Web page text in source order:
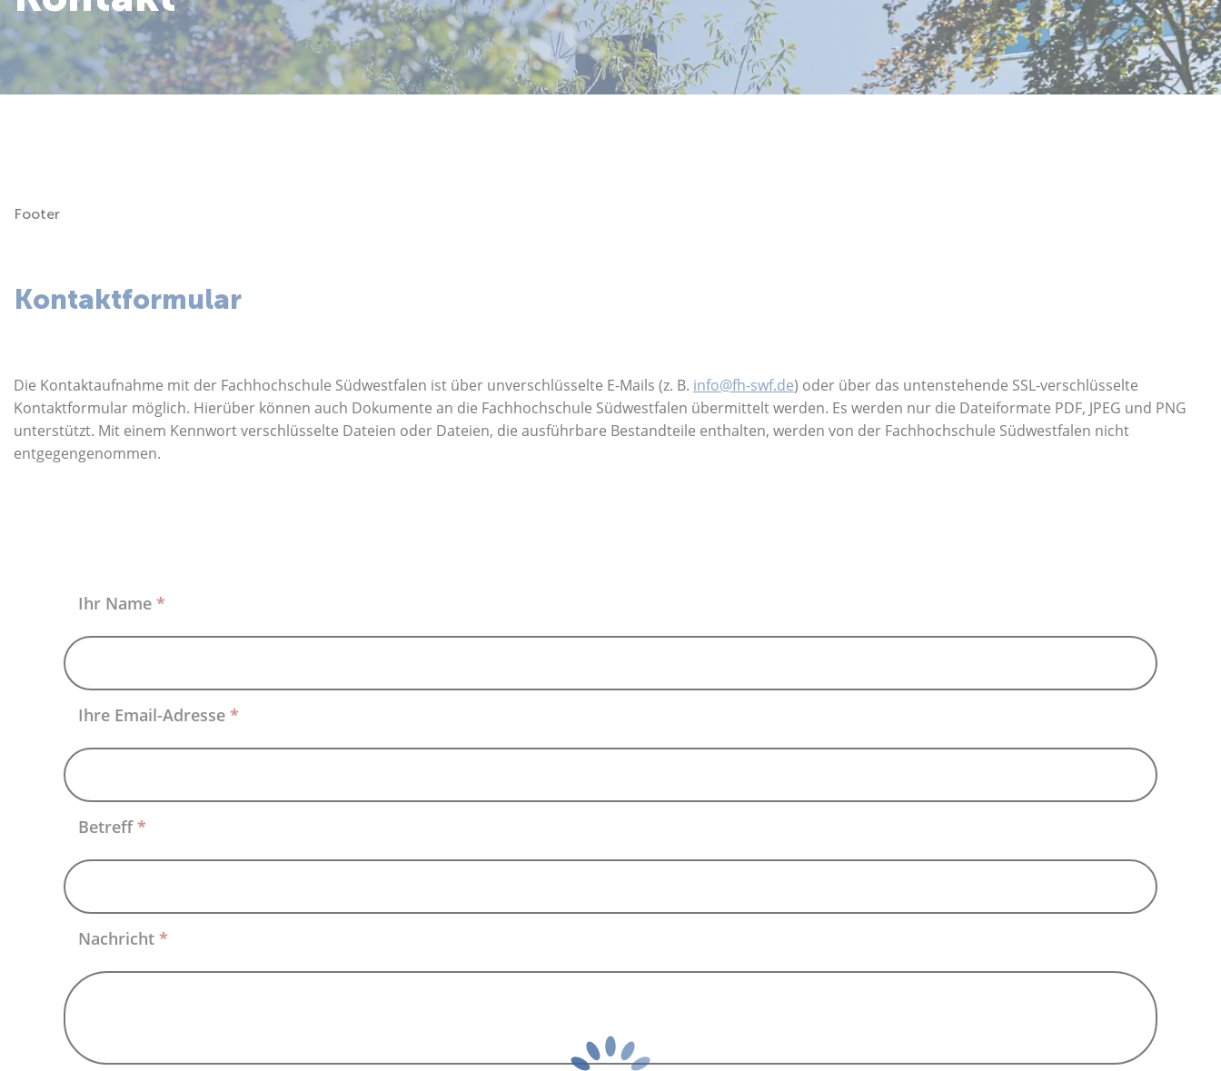
Über uns
Footer
Kontaktformular
Die Kontaktaufnahme mit der Fachhochschule Südwestfalen ist über unverschlüsselte E-Mails (z. B. info@fh-swf.de) oder über das untenstehende SSL-verschlüsselte
Kontaktformular möglich. Hierüber können auch Dokumente an die Fachhochschule Südwestfalen übermittelt werden. Es werden nur die Dateiformate PDF, JPEG und PNG
unterstützt. Mit einem Kennwort verschlüsselte Dateien oder Dateien, die ausführbare Bestandteile enthalten, werden von der Fachhochschule Südwestfalen nicht
entgegengenommen.